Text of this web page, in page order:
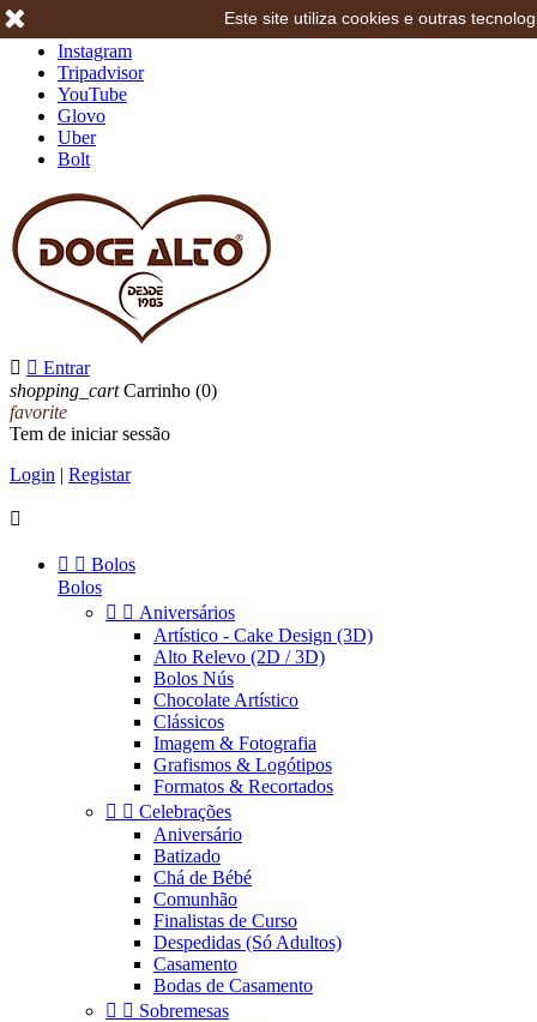
Instagram
Tripadvisor
YouTube
Glovo
Uber
Bolt
  Entrar
shopping_cart Carrinho (0)
favorite
Tem de iniciar sessão
Login | Registar

  Bolos
Bolos
  Aniversários
Artístico - Cake Design (3D)
Alto Relevo (2D / 3D)
Bolos Nús
Chocolate Artístico
Clássicos
Imagem & Fotografia
Grafismos & Logótipos
Formatos & Recortados
  Celebrações
Aniversário
Batizado
Chá de Bébé
Comunhão
Finalistas de Curso
Despedidas (Só Adultos)
Casamento
Bodas de Casamento
  Sobremesas
Este site utiliza cookies e outras